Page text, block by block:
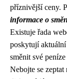
příznivější ceny.
informace o
Existuje řada
poskytují
směnit své
Nebojte se